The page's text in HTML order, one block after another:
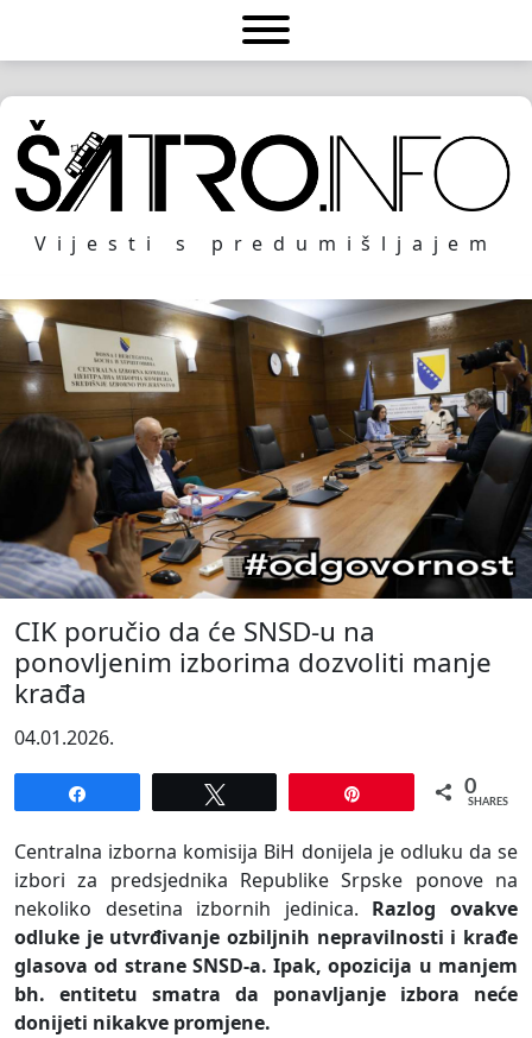
Vijesti s predumišljajem
CIK poručio da će SNSD-u na
ponovljenim izborima dozvoliti manje
krađa
04.01.2026.
0
SHARES
Centralna izborna komisija BiH donijela je odluku da se
izbori za predsjednika Republike Srpske ponove na
nekoliko desetina izbornih jedinica. Razlog ovakve
odluke je utvrđivanje ozbiljnih nepravilnosti i krađe
glasova od strane SNSD-a. Ipak, opozicija u manjem
bh. entitetu smatra da ponavljanje izbora neće
donijeti nikakve promjene.